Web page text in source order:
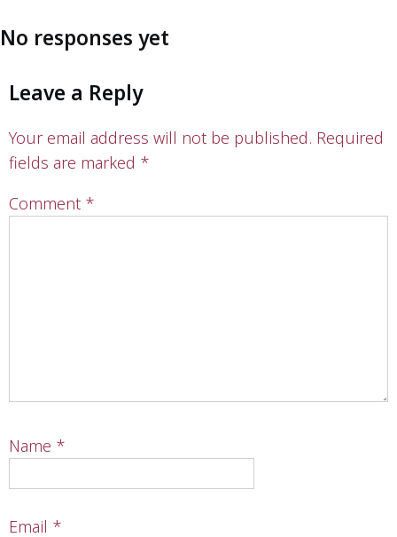
No responses yet
Leave a Reply
Your email address will not be published. Required
fields are marked *
Comment *
Name *
Email *